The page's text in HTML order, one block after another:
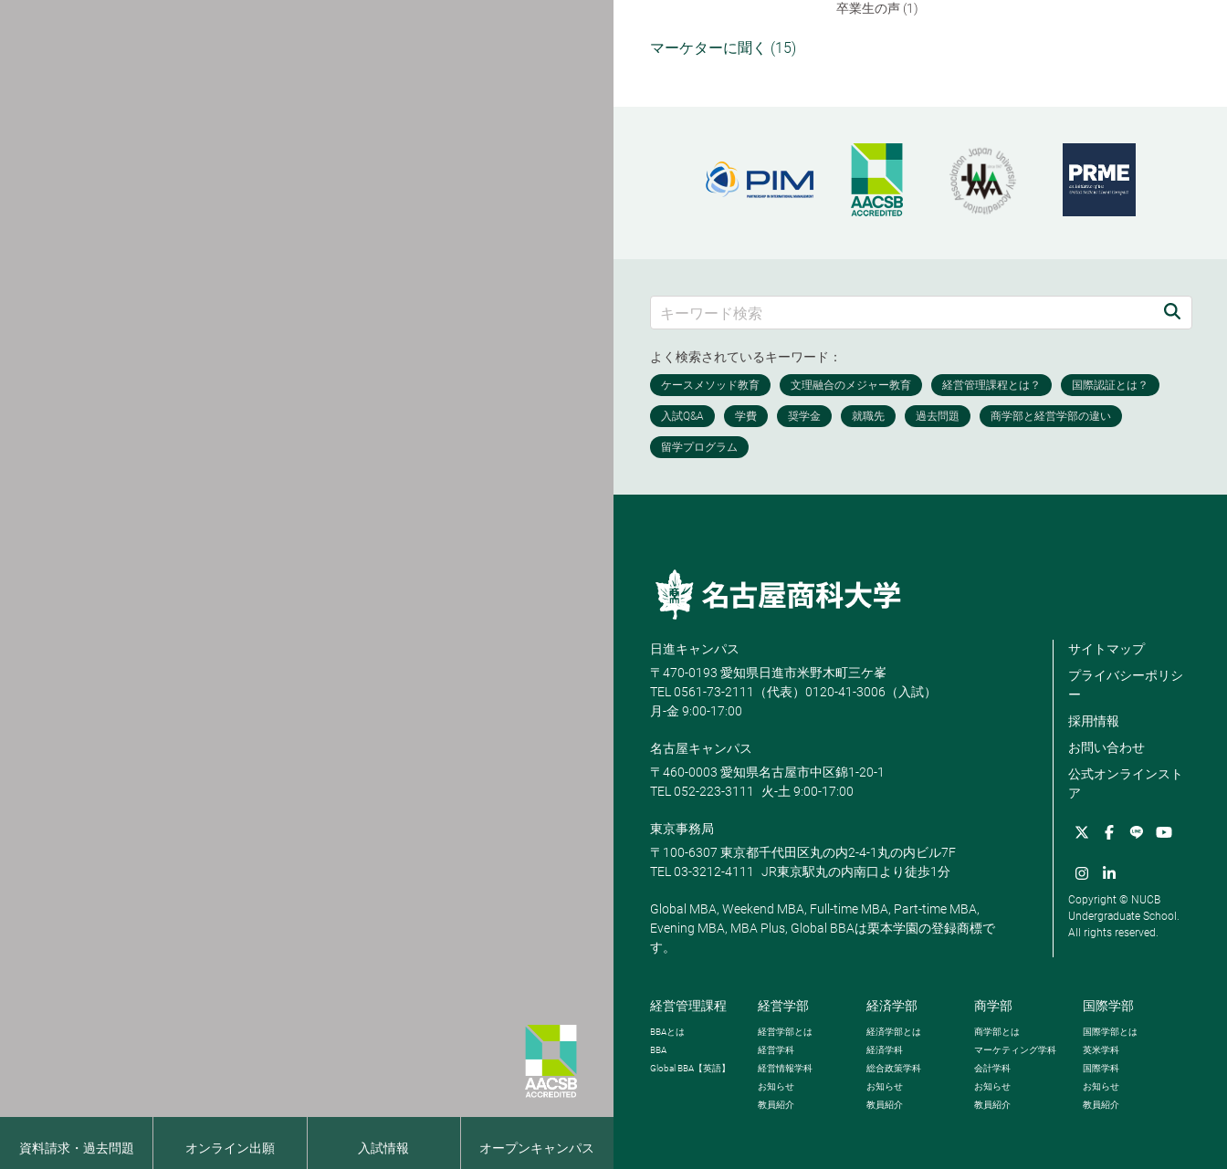
資料請求・過去問題 オンライン出願 入試情報 オープンキャンパス
卒業生の声 (1)
マーケターに聞く (15)
よく検索されているキーワード：
日進キャンパス
〒470-0193 愛知県日進市米野木町三ケ峯
TEL 0561-73-2111（代表）0120-41-3006（入試）
月-金 9:00-17:00
名古屋キャンパス
〒460-0003 愛知県名古屋市中区錦1-20-1
TEL 052-223-3111
火-土 9:00-17:00
東京事務局
〒100-6307 東京都千代田区丸の内2-4-1丸の内ビル7F
TEL 03-3212-4111
JR東京駅丸の内南口より徒歩1分
Global MBA, Weekend MBA, Full-time MBA, Part-time MBA,
Evening MBA, MBA Plus, Global BBAは栗本学園の登録商標で
す。
サイトマップ
プライバシーポリシ
ー
採用情報
お問い合わせ
公式オンラインスト
ア
Copyright © NUCB
Undergraduate School.
All rights reserved.
経営管理課程
BBAとは
BBA
Global BBA 【英語】
経営学部
経営学部とは
経営学科
経営情報学科
お知らせ
教員紹介
経済学部
経済学部とは
経済学科
総合政策学科
お知らせ
教員紹介
商学部
商学部とは
マーケティング学科
会計学科
お知らせ
教員紹介
国際学部
国際学部とは
英米学科
国際学科
お知らせ
教員紹介